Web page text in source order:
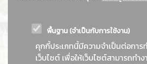
พื้นฐาน (จำเป็นกับการใช้งาน)
คุกกี้ประเภทนี้มีความจำเป็นต่อการ
เว็บไซต์ เพื่อให้เว็บไซต์สามารถทำง
ที่อยู่ : 184 ถนนพระรามที่ 4
กรุงเทพมหานคร 10110 ติ
ประเทศไทย Call